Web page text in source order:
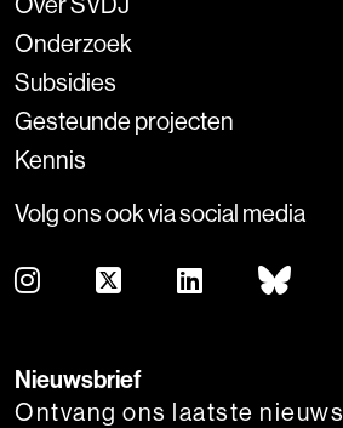
Onderzoek
Subsidies
Gesteunde projecten
Kennis
Volg ons ook via social media
Nieuwsbrief
Ontvang ons laatste nieuws